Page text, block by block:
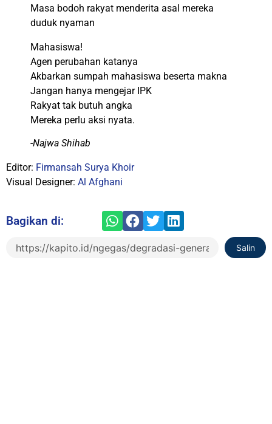
Masa bodoh rakyat menderita asal mereka
duduk nyaman
Mahasiswa!
Agen perubahan katanya
Akbarkan sumpah mahasiswa beserta makna
Jangan hanya mengejar IPK
Rakyat tak butuh angka
Mereka perlu aksi nyata.
-Najwa Shihab
Editor: Firmansah Surya Khoir
Visual Designer: Al Afghani
Bagikan di:
Salin